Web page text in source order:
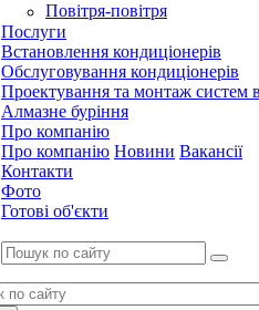
Повітря-повітря
Послуги
Встановлення кондиціонерів
Обслуговування кондиціонерів
Проектування та монтаж систем
Алмазне буріння
Про компанію
Про компанію Новини Вакансії
Контакти
Фото
Готові об'єкти